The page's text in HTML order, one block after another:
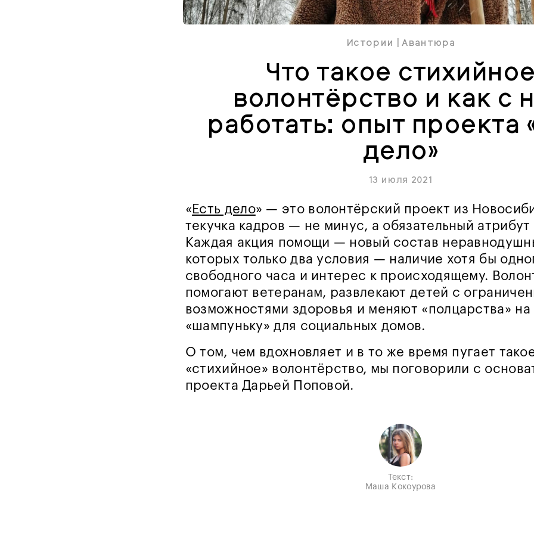
Истории |Авантюра
Что такое стихийное
волонтёрство и как с
работать: опыт проекта
дело»
13 июля 2021
« Есть дело» — это волонтёрский проект из
текучка кадров — не минус, а обязательный
Каждая акция помощи — новый состав
которых только два условия — наличие хотя бы
свободного часа и интерес к происходящему.
помогают ветеранам, развлекают детей с
возможностями здоровья и меняют «полцарства» на
«шампуньку» для социальных домов.
О том, чем вдохновляет и в то же время пугает
«стихийное» волонтёрство, мы поговорили с
проекта Дарьей Поповой.
Текст:
Маша Кокоурова